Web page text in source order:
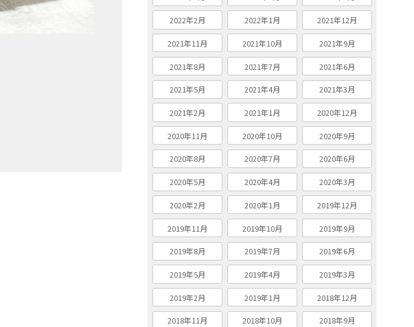
2022年2月 2022年1月 2021年12月
2021年11月 2021年10月 2021年9月
2021年8月 2021年7月 2021年6月
2021年5月 2021年4月 2021年3月
2021年2月 2021年1月 2020年12月
2020年11月 2020年10月 2020年9月
2020年8月 2020年7月 2020年6月
2020年5月 2020年4月 2020年3月
2020年2月 2020年1月 2019年12月
2019年11月 2019年10月 2019年9月
2019年8月 2019年7月 2019年6月
2019年5月 2019年4月 2019年3月
2019年2月 2019年1月 2018年12月
2018年11月 2018年10月 2018年9月